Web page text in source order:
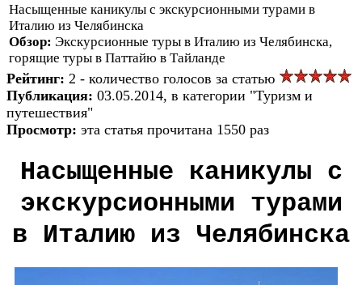
Насыщенные каникулы с экскурсионными турами в
Италию из Челябинска
Обзор: Экскурсионные туры в Италию из Челябинска,
горящие туры в Паттайю в Тайланде
Рейтинг: 2 - количество голосов за статью
Публикация: 03.05.2014, в категории "Туризм и
путешествия"
Просмотр: эта статья прочитана 1550 раз
Насыщенные каникулы с
экскурсионными турами
в Италию из Челябинска